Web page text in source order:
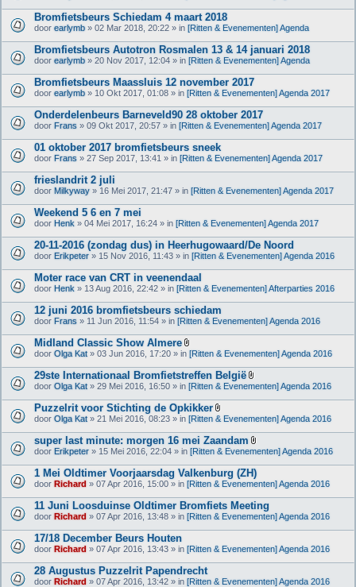
Bromfietsbeurs Schiedam 4 maart 2018
door earlymb» 02 Mar 2018, 20:22 » in [Ritten & Evenementen] Agenda
Bromfietsbeurs Autotron Rosmalen 13 & 14 januari 2018
door earlymb » 20 Nov 2017, 12:04 » in [Ritten & Evenementen] Agenda
Bromfietsbeurs Maassluis 12 november 2017
door earlymb» 10 Okt 2017, 01:08 » in [Ritten & Evenementen] Agenda 2017
Onderdelenbeurs Barneveld90 28 oktober 2017
door Frans » 09 Okt 2017, 20:57 » in [Ritten & Evenementen] Agenda 2017
01 oktober 2017 bromfietsbeurs sneek
door Frans » 27 Sep 2017, 13:41 » in [Ritten & Evenementen] Agenda 2017
frieslandrit 2 juli
door Milkyway » 16 Mei 2017, 21:47 » in [Ritten & Evenementen] Agenda 2017
Weekend 5 6 en 7 mei
door Henk » 04 Mei 2017, 16:24 » in [Ritten & Evenementen] Agenda 2017
20-11-2016 (zondag dus) in Heerhugowaard/De Noord
door Erikpeter » 15 Nov 2016, 11:43 » in [Ritten & Evenementen] Agenda 2016
Moter race van CRT in veenendaal
door Henk » 13 Aug 2016, 22:42 » in [Ritten & Evenementen] Afterparties 2016
12 juni 2016 bromfietsbeurs schiedam
door Frans » 11 Jun 2016, 11:54 » in [Ritten & Evenementen] Agenda 2016
Midland Classic Show Almere
B
i
j
l
a
g
e
(
)
door Olga Kat » 03 Jun 2016, 17:20 » in [Ritten & Evenementen] Agenda 2016
29ste Internationaal Bromfietstreffen België
B
j
a
g
e
(
)
door Olga Kat » 29 Mei 2016, 16:50 » in [Ritten & Evenementen] Agenda 2016
Puzzelrit voor Stichting de Opkikker
B
j
l
a
g
e
(
)
door Olga Kat » 21 Mei 2016, 08:23 » in [Ritten & Evenementen] Agenda 2016
super last minute: morgen 16 mei Zaandam
B
j
a
g
e
(
door Erikpeter » 15 Mei 2016, 22:04 » in [Ritten & Evenementen] Agenda 2016
1 Mei Oldtimer Voorjaarsdag Valkenburg (ZH)
door Richard » 07 Apr 2016, 15:00 » in [Ritten & Evenementen] Agenda 2016
11 Juni Loosduinse Oldtimer Bromfiets Meeting
door Richard » 07 Apr 2016, 13:48 » in [Ritten & Evenementen] Agenda 2016
17/18 December Beurs Houten
door Richard » 07 Apr 2016, 13:43 » in [Ritten & Evenementen] Agenda 2016
28 Augustus Puzzelrit Papendrecht
door Richard » 07 Apr 2016, 13:42 » in [Ritten & Evenementen] Agenda 2016